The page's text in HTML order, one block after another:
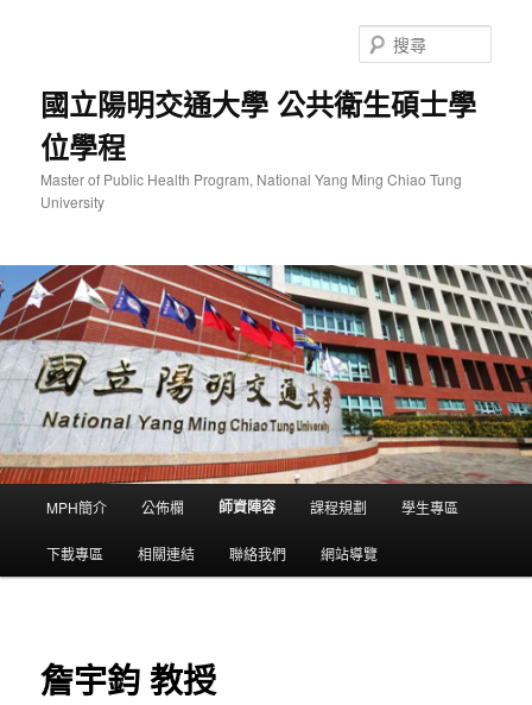
國立陽明交通大學 公共衛生碩士學
位學程
Master of Public Health Program, National Yang Ming Chiao Tung
University
尋
MPH簡介 公佈欄 師資陣容 課程規劃 學生專區
下載專區 相關連結 聯絡我們 網站導覽
詹宇鈞 教授